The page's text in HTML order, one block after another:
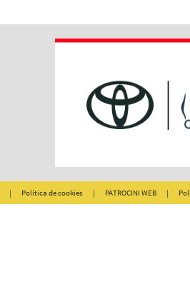
| Política de cookies | PATROCINI WEB |